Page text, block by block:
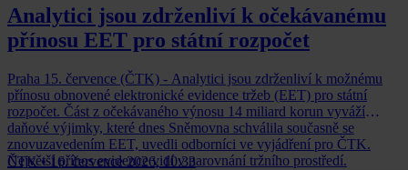
Analytici jsou zdrženliví k očekávanému
přínosu EET pro státní rozpočet
Praha 15. července (ČTK) - Analytici jsou zdrženliví k možnému
přínosu obnovené elektronické evidence tržeb (EET) pro státní
rozpočet. Část z očekávaného výnosu 14 miliard korun vyváží
daňové výjimky, které dnes Sněmovna schválila současně se
znovuzavedením EET, uvedli odborníci ve vyjádření pro ČTK.
Největší přínos evidence vidí v narovnání tržního prostředí.
ČTK • 16. července 2026, 10:33